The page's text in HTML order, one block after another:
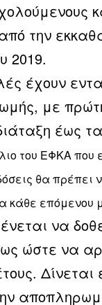
την
2019.
έχουν
με
έως
του ΕΦΚΑ που
θα πρέπει
κάθε επόμενου
να
ώστε να
Δίνεται